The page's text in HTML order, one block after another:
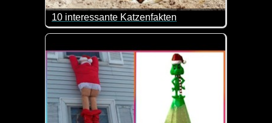
10 interessante Katzenfakten
Heute mal wirklich interessante Geschichten und